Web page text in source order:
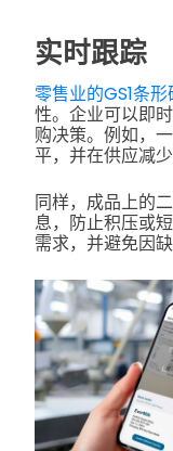
实时跟踪
零售业的GS1条形
性。企业可以即
购决策。例如，
平，并在供应减
同样，成品上的
息，防止积压或
需求，并避免因